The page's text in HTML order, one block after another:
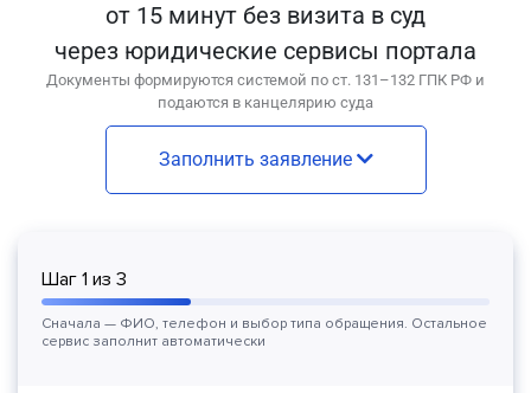
от 15 минут без визита в суд
через юридические сервисы портала
Документы формируются системой по ст. 131–132 ГПК РФ и
подаются в канцелярию суда
Заполнить заявление
Шаг 1 из 3
Сначала — ФИО, телефон и выбор типа обращения. Остальное
сервис заполнит автоматически